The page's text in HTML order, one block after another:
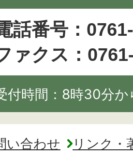
話番号：
ァクス：
付時間：8時30分
い合わせ
リンク・